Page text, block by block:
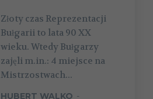
Złoty czas Reprezentacji
Bułgarii to lata 90 XX
wieku. Wtedy Bułgarzy
zajęli m.in.: 4 miejsce na
Mistrzostwach...
HUBERT WALKO -